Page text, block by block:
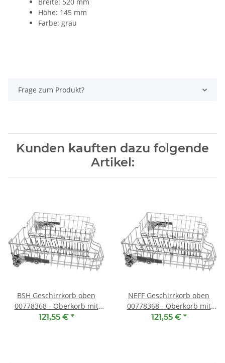
Höhe: 145 mm
Farbe: grau
Frage zum Produkt?
Kunden kauften dazu folgende
Artikel:
BSH Geschirrkorb oben
00778368 - Oberkorb mit
RackMatic
121,55 € *
NEFF Geschirrkorb oben
00778368 - Oberkorb mit
RackMatic
121,55 € *